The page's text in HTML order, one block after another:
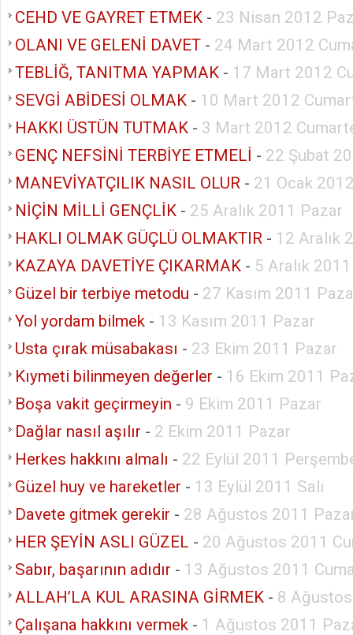
CEHD VE GAYRET ETMEK - 23 Nisan 2012
OLANI VE GELENİ DAVET - 24 Mart 2012
TEBLİĞ, TANITMA YAPMAK - 17 Mart 2012
SEVGİ ABİDESİ OLMAK - 10 Mart 2012
HAKKI ÜSTÜN TUTMAK - 3 Mart 2012
GENÇ NEFSİNİ TERBİYE ETMELİ - 22 Şubat
MANEVİYATÇILIK NASIL OLUR - 21 Ocak
NİÇİN MİLLİ GENÇLİK - 25 Aralık 2011 Pazar
HAKLI OLMAK GÜÇLÜ OLMAKTIR - 12 Aralık
KAZAYA DAVETİYE ÇIKARMAK - 5 Aralık
Güzel bir terbiye metodu - 27 Kasım 2011
Yol yordam bilmek - 13 Kasım 2011 Pazar
Usta çırak müsabakası - 23 Ekim 2011 Pazar
Kıymeti bilinmeyen değerler - 16 Ekim 2011
Boşa vakit geçirmeyin - 9 Ekim 2011 Pazar
Dağlar nasıl aşılır - 2 Ekim 2011 Pazar
Herkes hakkını almalı - 22 Eylül 2011
Güzel huy ve hareketler - 13 Eylül 2011 Salı
Davete gitmek gerekir - 28 Ağustos 2011
HER ŞEYİN ASLI GÜZEL - 20 Ağustos 2011
Sabır, başarının adıdır - 13 Ağustos 2011
ALLAH’LA KUL ARASINA GİRMEK - 8
Çalışana hakkını vermek - 1 Ağustos 2011